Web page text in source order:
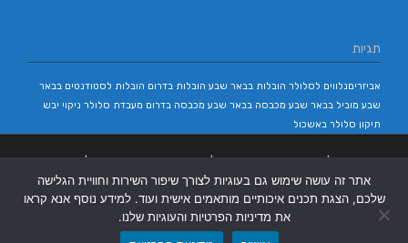
תגיות
אביזריםנלווים לסלולר הובלות בבאר שבע הובלות בדרום הובלות לסטודנטים בבאר
שבע מוביל בבאר שבע מכבסה בבאר שבע מכבסה בדרום מעבדת סלולר ניקוי יבש
תיקון סלולר באשכול
בבאר שבע |
אתר זה עושה שימוש גם בעוגיות לצורך שיפור השירות וחוויית הגלישה
שלכם, הצגת תכנים איכותיים מותאמים אישית ועוד. למידע נוסף אנא קראו
את מדיניות הפרטיות והעוגיות שלנו.